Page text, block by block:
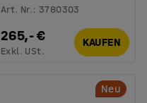
Art. Nr.:3780303
265,- €
Exkl. USt.
KAUFEN
Neu